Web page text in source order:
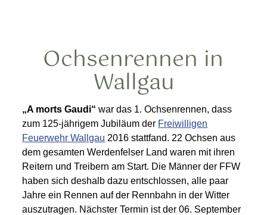
Ochsenrennen in
Wallgau
„A morts Gaudi“war das 1. Ochsenrennen, dass
zum 125-jährigem Jubiläum der Freiwilligen
Feuerwehr Wallgau 2016 stattfand. 22 Ochsen aus
dem gesamten Werdenfelser Land waren mit ihren
Reitern und Treibern am Start. Die Männer der FFW
haben sich deshalb dazu entschlossen, alle paar
Jahre ein Rennen auf der Rennbahn in der Witter
auszutragen. Nächster Termin ist der 06. September